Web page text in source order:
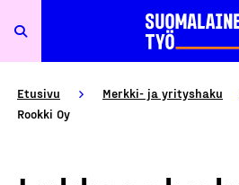
Etusivu Merkki- ja yrityshaku
Rookki Oy